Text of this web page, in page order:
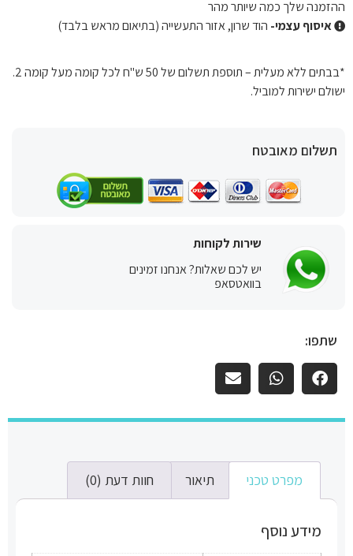
ההזמנה שלך כמה שיותר מהר
איסוף עצמי- הוד שרון, אזור התעשייה (בתיאום מראש בלבד)
*בבתים ללא מעלית – תוספת תשלום של 50 ש"ח לכל קומה מעל קומה 2.
ישולם ישירות למוביל.
תשלום מאובטח
שירות לקוחות
יש לכם שאלות? אנחנו זמינים
בוואטסאפ
שתפו:
מפרט טכני תיאור חוות דעת (0)
מידע נוסף